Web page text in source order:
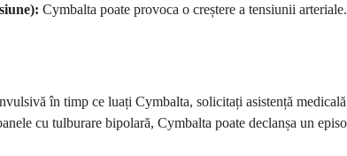
Cymbalta poate provoca o creștere a tensiunii
în timp ce luați Cymbalta, solicitați asistență
cu tulburare bipolară, Cymbalta poate declanșa un